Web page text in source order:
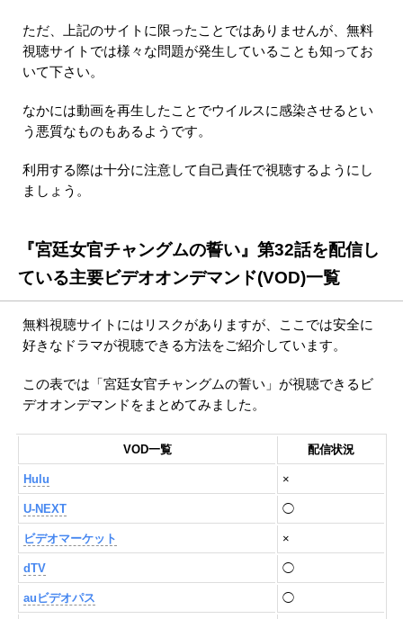
ただ、上記のサイトに限ったことではありませんが、無料
視聴サイトでは様々な問題が発生していることも知ってお
いて下さい。
なかには動画を再生したことでウイルスに感染させるとい
う悪質なものもあるようです。
利用する際は十分に注意して自己責任で視聴するようにし
ましょう。
『宮廷女官チャングムの誓い』第32話を配信し
ている主要ビデオオンデマンド(VOD)一覧
無料視聴サイトにはリスクがありますが、ここでは安全に
好きなドラマが視聴できる方法をご紹介しています。
この表では「宮廷女官チャングムの誓い」が視聴できるビ
デオオンデマンドをまとめてみました。
VOD一覧 配信状況
Hulu ×
U-NEXT ◯
ビデオマーケット ×
dTV ◯
auビデオパス ◯